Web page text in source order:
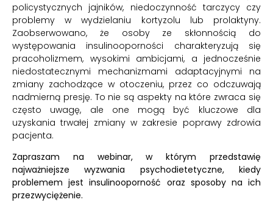
policystycznych jajników, niedoczynność tarczycy czy
problemy w wydzielaniu kortyzolu lub prolaktyny.
Zaobserwowano, że osoby ze skłonnością do
występowania insulinooporności charakteryzują się
pracoholizmem, wysokimi ambicjami, a jednocześnie
niedostatecznymi mechanizmami adaptacyjnymi na
zmiany zachodzące w otoczeniu, przez co odczuwają
nadmierną presję. To nie są aspekty na które zwraca się
często uwagę, ale one mogą być kluczowe dla
uzyskania trwałej zmiany w zakresie poprawy zdrowia
pacjenta.
Zapraszam na webinar, w którym przedstawię
najważniejsze wyzwania psychodietetyczne, kiedy
problemem jest insulinooporność oraz sposoby na ich
przezwyciężenie.